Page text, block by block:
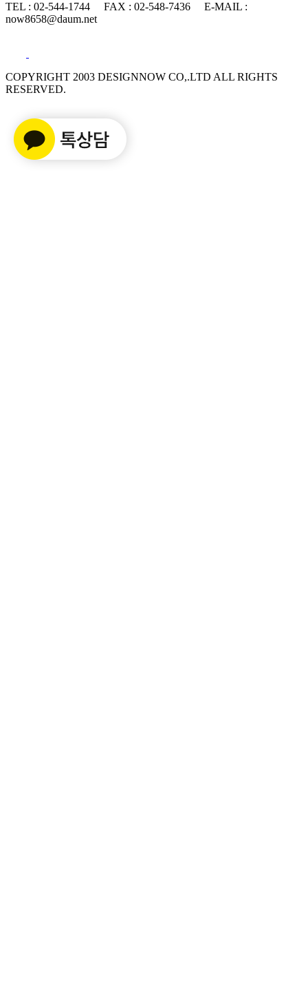
TEL : 02-544-1744
FAX : 02-548-7436
E-MAIL :
now8658@daum.net
COPYRIGHT 2003 DESIGNNOW CO,.LTD ALL RIGHTS
RESERVED.